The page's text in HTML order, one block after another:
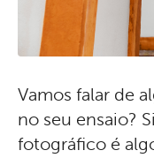
Vamos falar de
no seu ensaio?
fotográfico é